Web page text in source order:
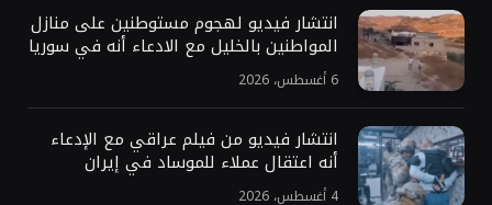
انتشار فيديو لهجوم مستوطنين على منازل
المواطنين بالخليل مع الادعاء أنه في سوريا
6 أغسطس، 2026
انتشار فيديو من فيلم عراقي مع الإدعاء
أنه اعتقال عملاء للموساد في إيران
4 أغسطس، 2026